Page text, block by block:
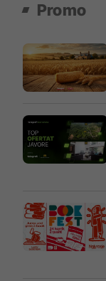
Promo